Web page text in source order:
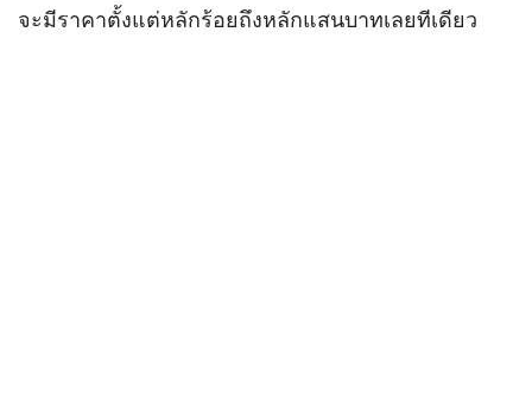
จะมีราคาตั้งแต่หลักร้อยถึงหลักแสนบาทเลยทีเดียว